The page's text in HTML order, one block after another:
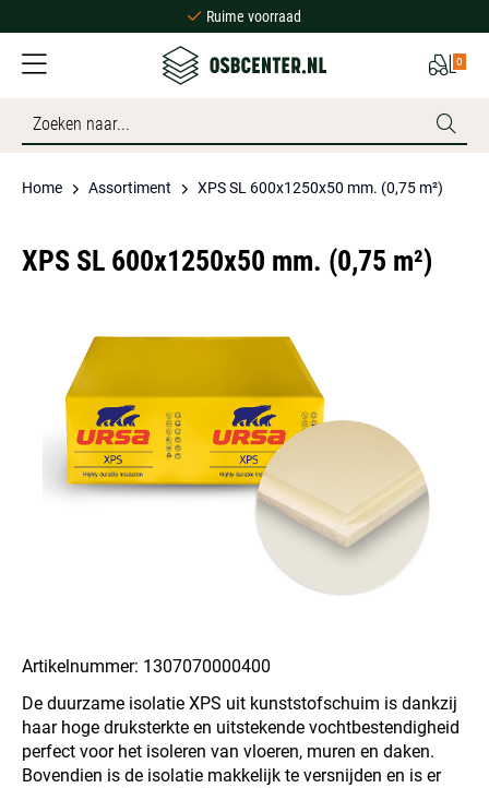
Ruime voorraad
Bezorgen of afhalen
0
Home Assortiment XPS SL 600x1250x50 mm. (0,75 m²)
Artikelnummer: 1307070000400
De duurzame isolatie XPS uit kunststofschuim is dankzij
haar hoge druksterkte en uitstekende vochtbestendigheid
perfect voor het isoleren van vloeren, muren en daken.
Bovendien is de isolatie makkelijk te versnijden en is er
XPS SL 600x1250x50 mm. (0,75 m²)